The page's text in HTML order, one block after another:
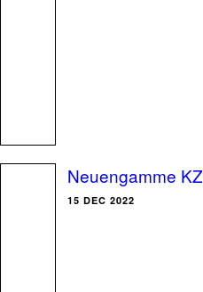
Neuengamme KZ
15 DEC 2022